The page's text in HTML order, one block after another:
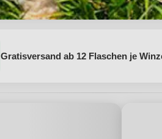
Gratisversand ab 12 Flaschen je